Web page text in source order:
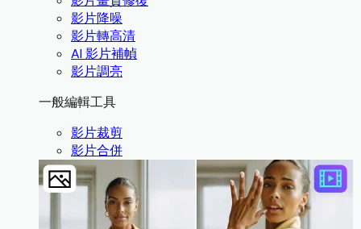
影片降噪
影片轉高清
AI 影片補幀
影片調亮
一般編輯工具
影片裁剪
影片合併